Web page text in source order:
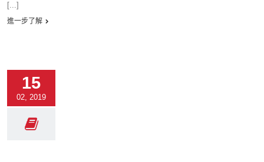
[...]
進一步了解
15
02, 2019